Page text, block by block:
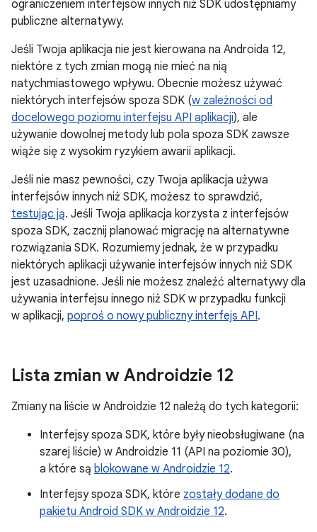
ograniczeniem interfejsów innych niż SDK udostępniamy
publiczne alternatywy.
Jeśli Twoja aplikacja nie jest kierowana na Androida 12,
niektóre z tych zmian mogą nie mieć na nią
natychmiastowego wpływu. Obecnie możesz używać
niektórych interfejsów spoza SDK (w zależności od
docelowego poziomu interfejsu API aplikacji), ale
używanie dowolnej metody lub pola spoza SDK zawsze
wiąże się z wysokim ryzykiem awarii aplikacji.
Jeśli nie masz pewności, czy Twoja aplikacja używa
interfejsów innych niż SDK, możesz to sprawdzić,
testując ją. Jeśli Twoja aplikacja korzysta z interfejsów
spoza SDK, zacznij planować migrację na alternatywne
rozwiązania SDK. Rozumiemy jednak, że w przypadku
niektórych aplikacji używanie interfejsów innych niż SDK
jest uzasadnione. Jeśli nie możesz znaleźć alternatywy dla
używania interfejsu innego niż SDK w przypadku funkcji
w aplikacji, poproś o nowy publiczny interfejs API.
Lista zmian w Androidzie 12
Zmiany na liście w Androidzie 12 należą do tych kategorii:
Interfejsy spoza SDK, które były nieobsługiwane (na
szarej liście) w Androidzie 11 (API na poziomie 30),
a które są blokowane w Androidzie 12.
Interfejsy spoza SDK, które zostały dodane do
pakietu Android SDK w Androidzie 12.